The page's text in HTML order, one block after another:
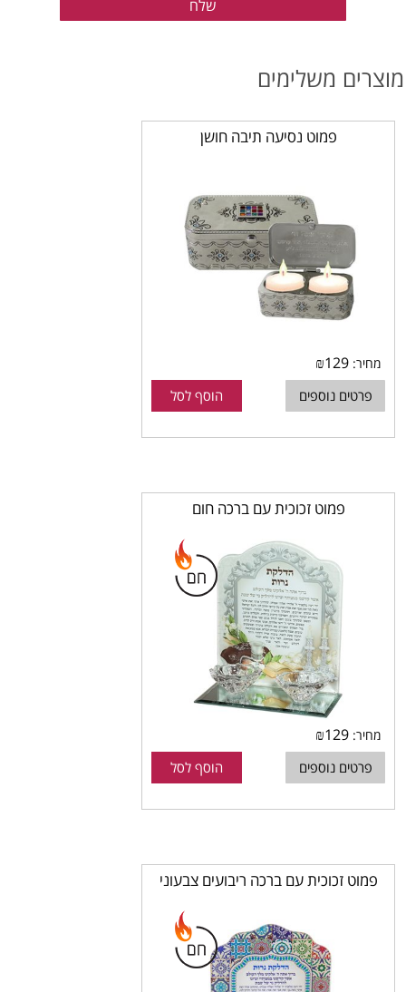
משלימים
פמוט נסיעה תיבה חושן
מחיר: ₪129
פרטים נוספים הוסף לסל
פמוט זכוכית עם ברכה חום
מחיר: ₪129
פרטים נוספים הוסף לסל
פמוט זכוכית עם ברכה ריבועים צבעוני